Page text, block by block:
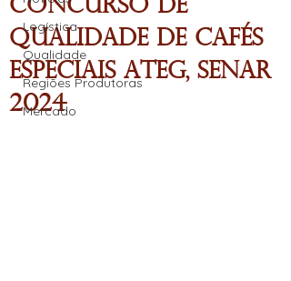
Logística
Qualidade
Regiões Produtoras
Mercado
Concurso de
Qualidade de Cafés
Especiais AteG, Senar
2024